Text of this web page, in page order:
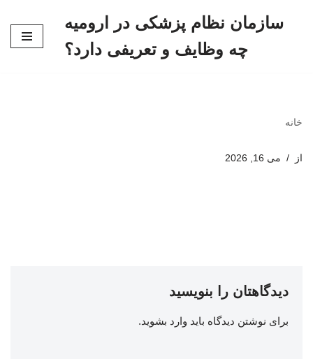
سازمان نظام پزشکی در ارومیه
چه وظایف و تعریفی دارد؟
خانه
از می 16, 2026
دیدگاهتان را بنویسید
برای نوشتن دیدگاه باید وارد بشوید.